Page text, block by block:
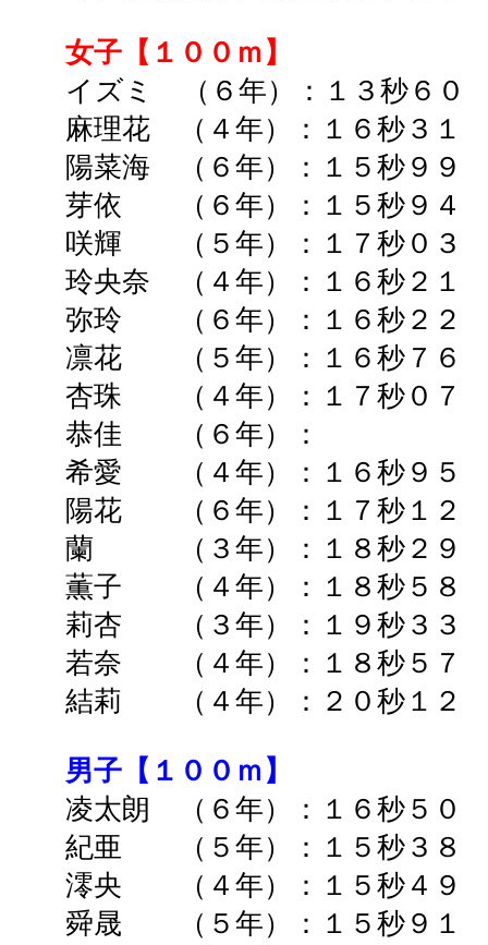
女子【１００ｍ】
イズミ （６年）：
１３秒６０
麻理花 （４年）：１６秒３
陽菜海 （６年）：１５秒９
芽依 （６年）：１５秒９
咲輝 （５年）：１７秒０
玲央奈 （４年）：１６秒２
弥玲 （６年）：１６秒２
凛花 （５年）：１６秒７
杏珠 （４年）：１７秒０
恭佳 （６年）： ➡
希愛 （４年）：１６秒９
陽花 （６年）：１７秒１
蘭 （３年）：１８秒２９
薫子 （４年）：１８秒５
莉杏 （３年）：１９秒３
若奈 （４年）：１８秒５
結莉 （４年）：２０秒１
男子【１００ｍ】
凌太朗 （６年）：１６秒５
紀亜 （５年）：１５秒３
澪央 （４年）：１５秒４
舜晟 （５年）：１５秒９